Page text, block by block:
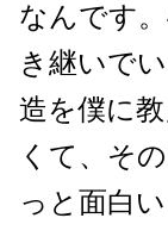
なんです
き継いで
造を僕に
くて、そ
っと面白